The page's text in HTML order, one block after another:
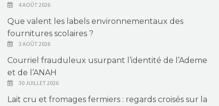
4 AOÛT 2026
Que valent les labels environnementaux des
fournitures scolaires ?
3 AOÛT 2026
Courriel frauduleux usurpant l’identité de l’Ademe
et de l’ANAH
30 JUILLET 2026
Lait cru et fromages fermiers : regards croisés sur la